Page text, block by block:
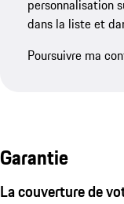
personnalisation
dans la liste et
Poursuivre ma
Garantie
La couverture de